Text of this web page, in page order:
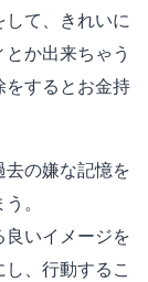
して、きれいに
か出来ちゃう
をするとお金持
の嫌な記憶を
。
いイメージを
、行動するこ